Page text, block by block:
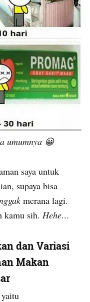
umumnya 😀
saya untuk
supaya bisa
merana lagi.
kamu sih. Hehe…
dan Variasi
Makan